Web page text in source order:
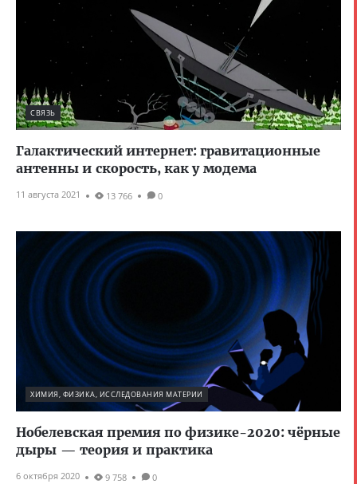
СВЯЗЬ
Галактический интернет: гравитационные
антенны и скорость, как у модема
11 августа 2021 13 766 0
ХИМИЯ, ФИЗИКА, ИССЛЕДОВАНИЯ МАТЕРИИ
Нобелевская премия по физике-2020: чёрные
дыры — теория и практика
6 октября 2020 9 758 0